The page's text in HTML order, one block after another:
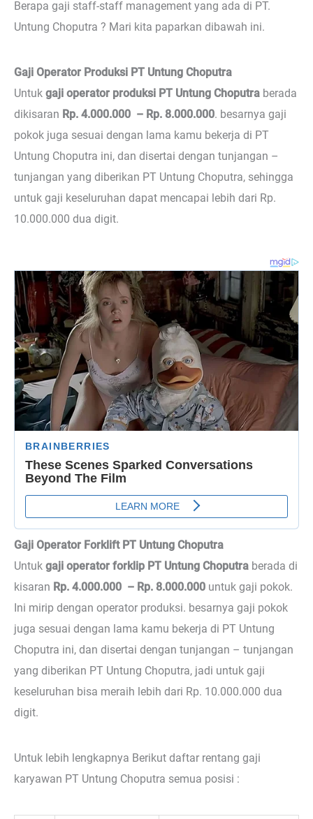
Berapa gaji staff-staff management yang ada di PT.
Untung Choputra ? Mari kita paparkan dibawah ini.
Gaji Operator Produksi PT Untung Choputra
Untuk gaji operator produksi PT Untung Choputra berada
dikisaran Rp. 4.000.000 – Rp. 8.000.000. besarnya gaji
pokok juga sesuai dengan lama kamu bekerja di PT
Untung Choputra ini, dan disertai dengan tunjangan –
tunjangan yang diberikan PT Untung Choputra, sehingga
untuk gaji keseluruhan dapat mencapai lebih dari Rp.
10.000.000 dua digit.
Gaji Operator Forklift PT Untung Choputra
Untuk gaji operator forklip PT Untung Choputra berada di
kisaran Rp. 4.000.000 – Rp. 8.000.000 untuk gaji pokok.
Ini mirip dengan operator produksi. besarnya gaji pokok
juga sesuai dengan lama kamu bekerja di PT Untung
Choputra ini, dan disertai dengan tunjangan – tunjangan
yang diberikan PT Untung Choputra, jadi untuk gaji
keseluruhan bisa meraih lebih dari Rp. 10.000.000 dua
digit.
Untuk lebih lengkapnya Berikut daftar rentang gaji
karyawan PT Untung Choputra semua posisi :